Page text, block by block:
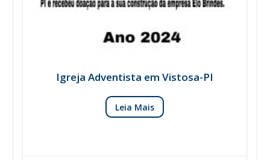
Igreja Adventista em Vistosa-PI
Leia Mais